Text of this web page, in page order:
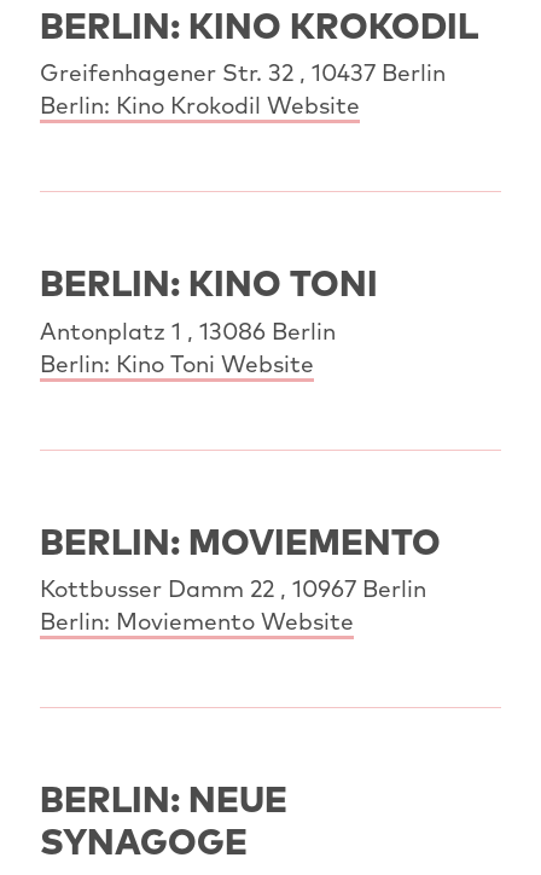
BERLIN: KINO KROKODIL
Greifenhagener Str. 32 , 10437 Berlin
Berlin: Kino Krokodil Website
BERLIN: KINO TONI
Antonplatz 1 , 13086 Berlin
Berlin: Kino Toni Website
BERLIN: MOVIEMENTO
Kottbusser Damm 22 , 10967 Berlin
Berlin: Moviemento Website
BERLIN: NEUE
SYNAGOGE